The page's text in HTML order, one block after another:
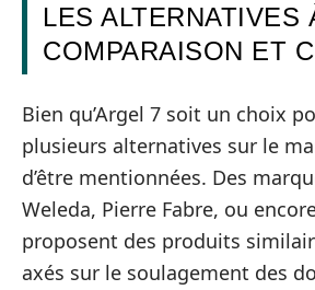
LES ALTERNATIVES
COMPARAISON ET
Bien qu’Argel 7 soit un choix
plusieurs alternatives sur le
d’être mentionnées. Des
Weleda, Pierre Fabre, ou
proposent des produits
axés sur le soulagement des